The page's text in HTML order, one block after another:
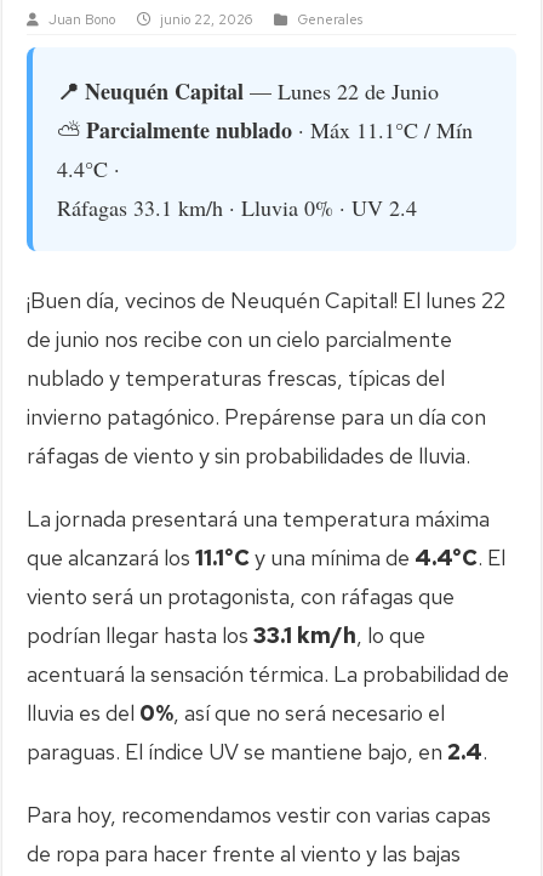
Juan Bono junio 22, 2026 Generales
📍 Neuquén Capital — Lunes 22 de Junio
⛅Parcialmente nublado · Máx 11.1°C / Mín
4.4°C ·
Ráfagas 33.1 km/h · Lluvia 0% · UV 2.4
¡Buen día, vecinos de Neuquén Capital! El lunes 22
de junio nos recibe con un cielo parcialmente
nublado y temperaturas frescas, típicas del
invierno patagónico. Prepárense para un día con
ráfagas de viento y sin probabilidades de lluvia.
La jornada presentará una temperatura máxima
que alcanzará los11.1°Cy una mínima de 4.4°C. El
viento será un protagonista, con ráfagas que
podrían llegar hasta los33.1 km/h, lo que
acentuará la sensación térmica. La probabilidad de
lluvia es del 0%, así que no será necesario el
paraguas. El índice UV se mantiene bajo, en2.4.
Para hoy, recomendamos vestir con varias capas
de ropa para hacer frente al viento y las bajas